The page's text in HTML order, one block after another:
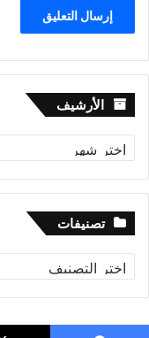
الأرشيف الأرشيف
تصنيفات
تصنيفات